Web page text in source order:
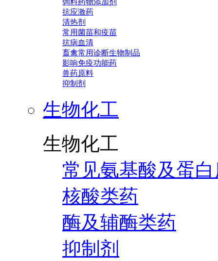
饲料药物添加剂
抗应激药
清热剂
常用菌苗和疫苗
抗病血清
畜禽常用诊断生物制品
影响免疫功能药
兽药原料
抑制剂
生物化工
生物化工
常见氨基酸及蛋
核酸类药
酶及辅酶类药
抑制剂